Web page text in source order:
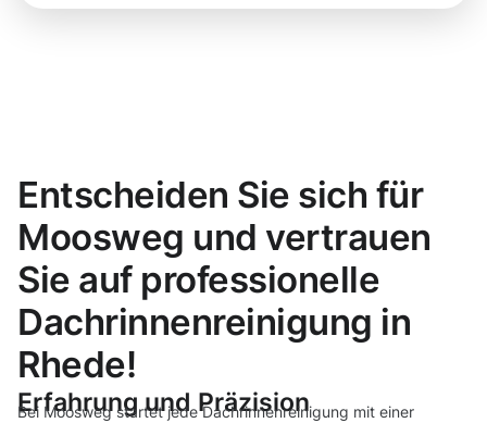
Entscheiden Sie sich für
Moosweg und vertrauen
Sie auf professionelle
Dachrinnenreinigung in
Rhede!
Erfahrung und Präzision
Bei Moosweg startet jede Dachrinnenreinigung mit einer